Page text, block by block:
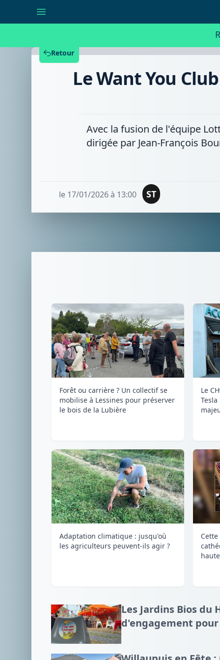
Retour
Le Want You
Avec la fusion de l'équipe
dirigée par Jean-François
le 17/01/2026 à 13:00 ST
Forêt ou carrière ? Un collectif se
mobilise à Lessines pour préserver
le bois de la Lubière
Le
Adaptation climatique : jusqu'où
les agriculteurs peuvent-ils agir ?
Les Jardins Bios du
d'engagement